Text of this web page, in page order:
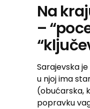
Na
–
Sarajevska
u njoj ima
(obućarska,
popravku